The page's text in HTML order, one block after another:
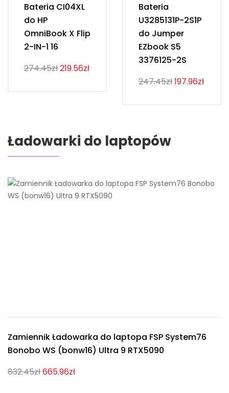
Bateria CI04XL
do HP
OmniBook X Flip
2-IN-1 16
274.45zł219.56zł
Bateria
U3285131P-2S1P
do Jumper
EZbook S5
3376125-2S
247.45zł197.96zł
Ładowarki do laptopów
Zamiennik Ładowarka do laptopa FSP System76
Bonobo WS (bonw16) Ultra 9 RTX5090
832.45zł665.96zł